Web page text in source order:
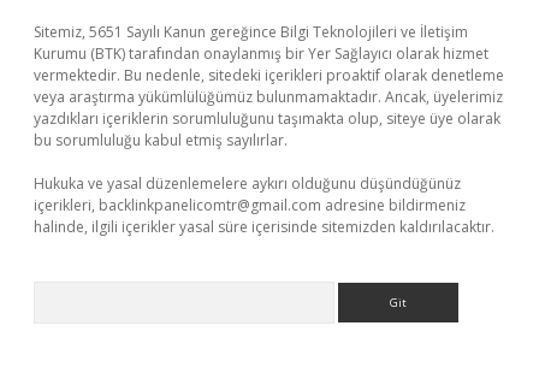
Sitemiz, 5651 Sayılı Kanun gereğince Bilgi Teknolojileri ve İletişim
Kurumu (BTK) tarafından onaylanmış bir Yer Sağlayıcı olarak hizmet
vermektedir. Bu nedenle, sitedeki içerikleri proaktif olarak denetleme
veya araştırma yükümlülüğümüz bulunmamaktadır. Ancak, üyelerimiz
yazdıkları içeriklerin sorumluluğunu taşımakta olup, siteye üye olarak
bu sorumluluğu kabul etmiş sayılırlar.
Hukuka ve yasal düzenlemelere aykırı olduğunu düşündüğünüz
içerikleri, backlinkpanelicomtr@gmail.com adresine bildirmeniz
halinde, ilgili içerikler yasal süre içerisinde sitemizden kaldırılacaktır.